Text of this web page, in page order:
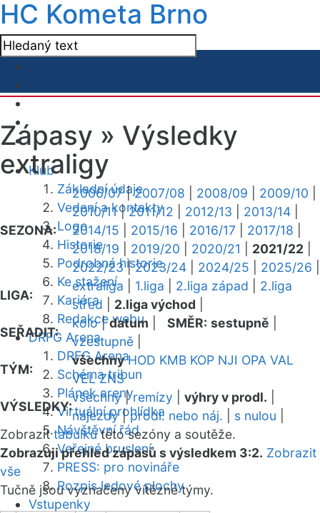
HC Kometa Brno
Klub
Základní údaje
Vedení a kontakty
Logo
Historie
Podrobná historie
Ke stažení
Kariéra
Redakce webu
DRFG Arena
DRFG Arena
Schéma tribun
Plánek areny
Virtuální prohlídka
Návštěvní řád
Veřejné bruslení
PRESS: pro novináře
Rozpis ledové plochy
Vstupenky
Zápasy » Výsledky
extraligy
SEZONA:
2006/07|2007/08 2008/09 2009/10
2010/11|2011/12 2012/13 2013/14
2014/15
2015/16 2016/17 2017/18
2018/19
2019/20 2020/21 2021/22
2022/23|2023/24 2024/25 2025/26
LIGA:
extraliga 1.liga 2.liga západ
2.liga
střed
2.liga východ
SEŘADIT:
kolo|datum SMĚR: sestupně
vzestupně
TÝM:
všechny HOD KMB KOP NJI OPA VAL
VEL ZNS
VÝSLEDKY:
všechny|remízy výhry v prodl.
nájezdy|prodl. nebo náj. s nulou
Zobrazittabulkutéto sezóny a soutěže.
Zobrazuji přehled zápasů s výsledkem 3:2. Zobrazit
vše
Tučně jsou vyznačeny vítězné týmy.